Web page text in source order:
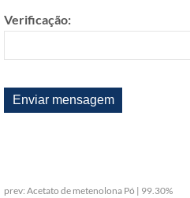
Verificação:
prev: Acetato de metenolona Pó | 99.30%